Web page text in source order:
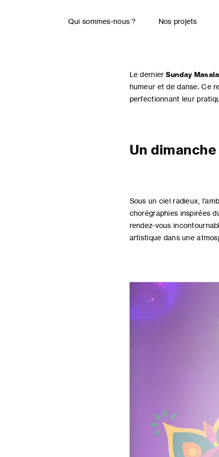
Qui sommes-nous ? Nos projets
Le dernier Sunday Masala
humeur et de danse. Ce
perfectionnant leur
Un
Sous un ciel radieux,
chorégraphies inspirées
rendez-vous
artistique dans une